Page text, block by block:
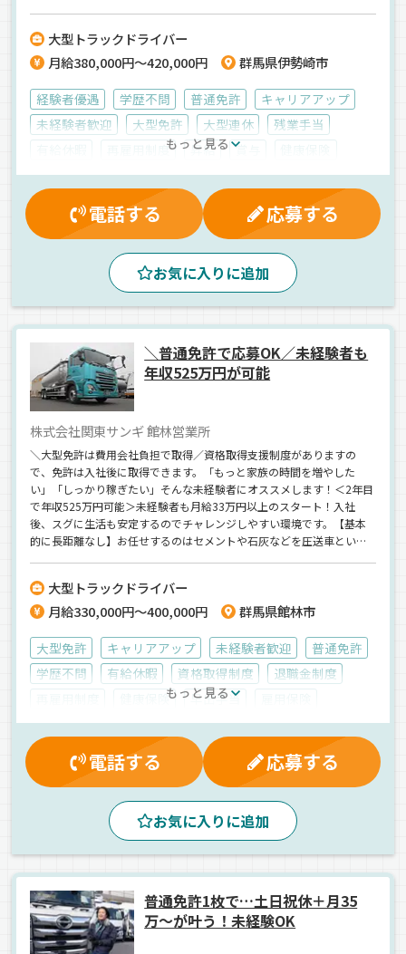
大型トラックドライバー
月給380,000円～420,000円
群馬県伊勢崎市
経験者優遇 学歴不問 普通免許
キャリアアップ
未経験者歓迎
大型免許 大型連休
残業手当
再雇用制度 昇給 賞与
雇用保険
資格取得制度
労災保険
制服・作業着貸与
交通費支給
マイカー通勤可
夕方 朝 夜
早朝
エアサス ETC搭載
長距離
1人1台専用車
手積み
バックアイモニター装備
カーナビ搭載
ドライブレコーダー
パレット輸送
雑貨
ウィング車 正社員
もっと見る
電話する 応募する
お気に入りに追加
＼普通免許で応募OK／未経験者も
年収525万円が可能
株式会社関東サンギ 館林営業所
＼大型免許は費用会社負担で取得／資格取得支援制度がありますの
で、免許は入社後に取得できます。「もっと家族の時間を増やした
い」「しっかり稼ぎたい」そんな未経験者にオススメします！＜2年目
で年収525万円可能＞未経験者も月給33万円以上のスタート！入社
後、スグに生活も安定するのでチャレンジしやすい環境です。【基本
的に長距離なし】お任せするのはセメントや石灰などを圧送車という
大型トラックドライバー
月給330,000円～400,000円
群馬県館林市
大型免許 キャリアアップ 未経験者歓迎
普通免許
学歴不問
有給休暇 資格取得制度
退職金制度
健康保険 早出手当
交通費支給
労災保険 マイカー通勤可
深夜手当
厚生年金 残業手当
制服・作業着貸与
大型連休
朝 早朝 昼
ドライブレコーダー
バックアイモニター装備
拠点多数 地場 中距離
粉粒体
タンクローリー
正社員
もっと見る
電話する 応募する
お気に入りに追加
普通免許1枚で…土日祝休＋月35
万～が叶う！未経験OK